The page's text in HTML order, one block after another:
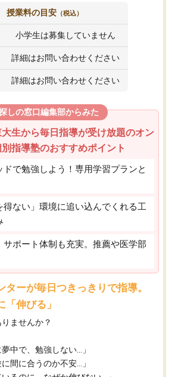
授業料の目安 （税込）
小学生は募集していません
詳細はお問い合わせください
詳細はお問い合わせください
しの窓口編集部からみた
生から毎日指導が受け放題のオン
指導塾のおすすめポイント
で勉強しよう！専用学習プランと
得ない」環境に追い込んでくれる工
サポート体制も充実。推薦や医学部
ターが毎日つきっきりで指導。
「伸びる」
ませんか？
中で、勉強しない…」
間に合うのか不安…」